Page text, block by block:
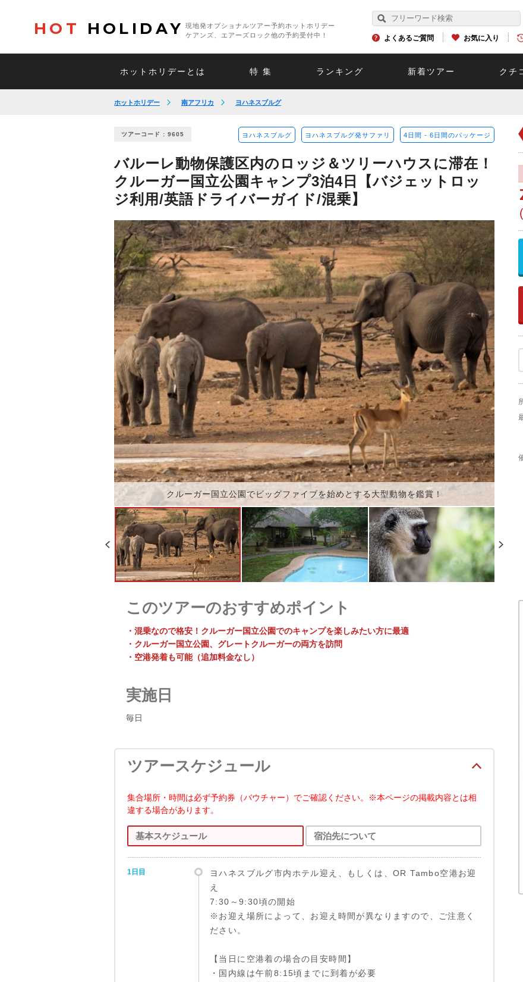
HOT HOLIDAY
現地発オプショナルツアー予約ホットホリデー
ケアンズ、エアーズロック他の予約受付中！
よくあるご質問 お気に入り
ホットホリデーとは 特 集 ランキング 新着ツアー クチ
ホットホリデー 南アフリカ ヨハネスブルグ
ツアーコード : 9605 ヨハネスブルグ ヨハネスブルグ発サファリ 4日間 - 6日間のパッケージ
バルーレ動物保護区内のロッジ＆ツリーハウスに滞在！
クルーガー国立公園キャンプ3泊4日【バジェットロッ
ジ利用/英語ドライバーガイド/混乗】
クルーガー国立公園でビッグファイブを始めとする大型動物を鑑賞！
このツアーのおすすめポイント
・混乗なので格安！クルーガー国立公園でのキャンプを楽しみたい方に最適
・クルーガー国立公園、グレートクルーガーの両方を訪問
・空港発着も可能（追加料金なし）
実施日
毎日
ツアースケジュール
集合場所・時間は必ず予約券（バウチャー）でご確認ください。※本ページの掲載内容とは相
違する場合があります。
基本スケジュール
1日目
ヨハネスブルグ市内ホテル迎え、もしくは、OR Tambo空港お迎
え
7:30～9:30頃の開始
※お迎え場所によって、お迎え時間が異なりますので、ご注意く
ださい。
【当日に空港着の場合の目安時間】
・国内線は午前8:15頃までに到着が必要
宿泊先について